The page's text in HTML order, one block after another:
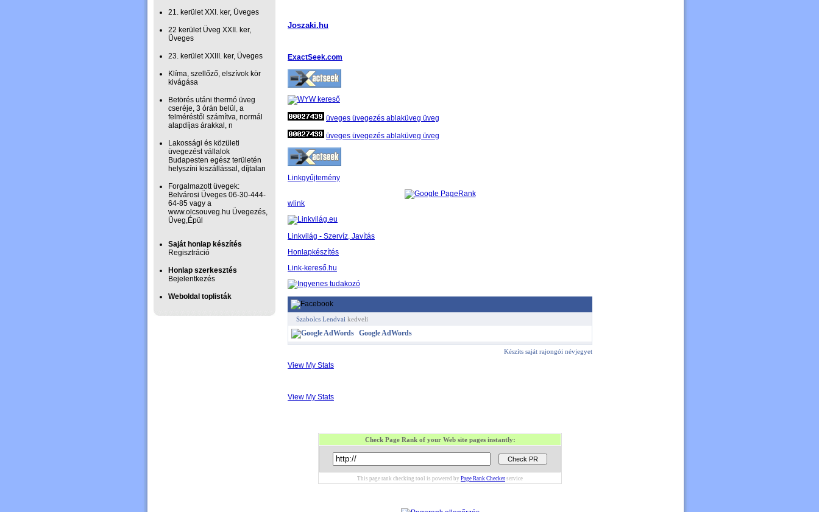
21. kerület XXI. ker, Üveges
22 kerület Üveg XXII. ker,
Üveges
23. kerület XXIII. ker, Üveges
Klíma, szellőző, elszívok kör
kivágása
Betörés utáni thermó üveg
cseréje, 3 órán belül, a
felméréstől számítva, normál
alapdíjas árakkal, n
Lakossági és közületi
üvegezést vállalok
Budapesten egész területén
helyszíni kiszállással, díjtalan
Forgalmazott üvegek:
Belvárosi Üveges 06-30-444-
64-85 vagy a
www.olcsouveg.hu Üvegezés,
Üveg,Épül
Saját honlap készítés
Regisztráció
Honlap szerkesztés
Bejelentkezés
Weboldal toplisták
Joszaki.hu
ExactSeek.com
üveges üvegezés ablaküveg üveg
üveges üvegezés ablaküveg üveg
Linkgyűjtemény
wlink
Linkvilág - Szervíz, Javítás
Honlapkészítés
Link-kereső.hu
Szabolcs Lendvai kedveli
Google AdWords
Készíts saját rajongói névjegyet
View My Stats
View My Stats
Check Page Rank of your Web site pages instantly:
This page rank checking tool is powered by Page Rank Checker service